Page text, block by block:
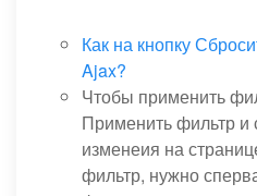
Как на кнопку
Ajax?
Чтобы применить
Применить фильтр и
изменеия на
фильтр, нужно